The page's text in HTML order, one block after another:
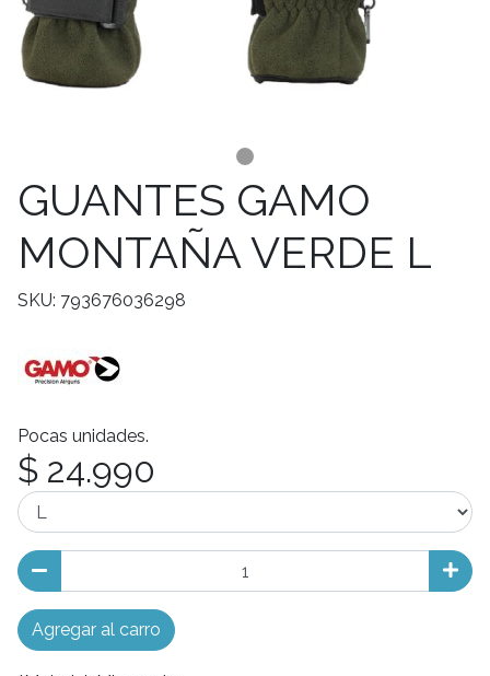
GUANTES GAMO
MONTAÑA VERDE L
SKU: 793676036298
Pocas unidades.
$ 24.990
Agregar al carro